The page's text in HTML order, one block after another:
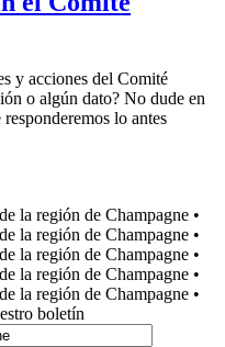
y acciones del Comité
o algún dato? No dude en
lo antes
la región de Champagne •
la región de Champagne •
la región de Champagne •
la región de Champagne •
la región de Champagne •
boletín